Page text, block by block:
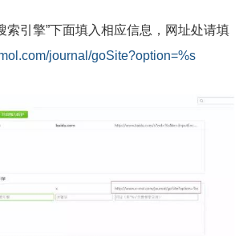
索引擎”下面填入相应信息，网址处请填
journal/goSite?option=%s